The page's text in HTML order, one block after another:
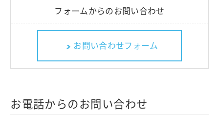
フォームからのお問い合わせ
お問い合わせフォーム
お電話からのお問い合わせ